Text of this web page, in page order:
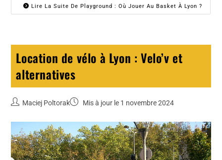
Lire La Suite De Playground : Où Jouer Au Basket À Lyon ?
Location de vélo à Lyon : Velo’v et
alternatives
Maciej Poltorak Mis à jour le 1 novembre 2024